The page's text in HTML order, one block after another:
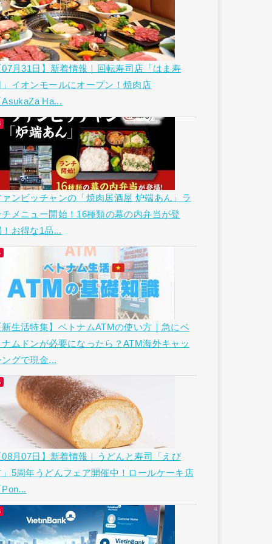
07月31日】新着情報｜回転寿司店「はま寿
」イオンモールにオープン！焼肉店
AsukaZa Ha...
ァンビッチャンの「焼肉居酒屋 炉端あん」ラ
チメニュー開始！16種類の幕の内弁当が登
！お得な1品...
新生活特集】ベトナムATMの使い方｜急にベ
ナムドンが必要になったら？ATM海外キャッ
ングで現金...
08月07日】新着情報｜うどんと寿司「えび
」5周年うどんフェア開催中！ロールケーキ店
Pon...